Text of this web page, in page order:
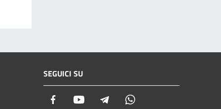
SEGUICI SU
Facebook Youtube Telegram